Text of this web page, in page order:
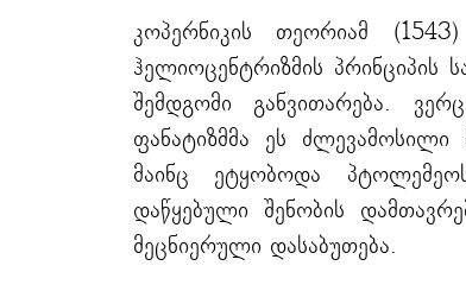
კოპერნიკის თეორიამ
ჰელიოცენტრიზმის პრინციპის
შემდგომი განვითარება.
ფანატიზმმა ეს ძლევამოსილი
მაინც ეტყობოდა
დაწყებული შენობის
მეცნიერული დასაბუთება.